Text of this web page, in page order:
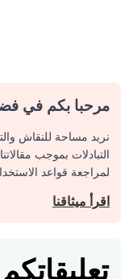
مرحبا بكم في
نريد مساحة للنقاش
التبادلات بموجب
لمراجعة قواعد
اقرأ ميثاقنا
تعليقاتكم